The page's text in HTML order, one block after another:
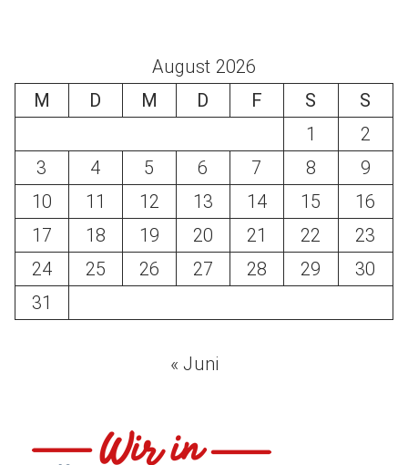
August 2026
M
D M D F S
S
1
2
3
4 5 6 7 8
9
10
11 12 13 14 15
16
17
18 19 20 21 22
23
24
25 26 27 28 29
30
31
« Juni